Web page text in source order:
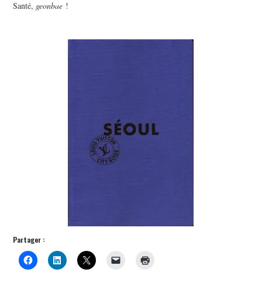
Santé, geonbae !
Partager :